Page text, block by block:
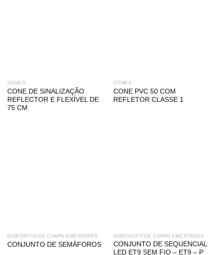
CONES
CONE DE SINALIZAÇÃO
REFLECTOR E FLEXÍVEL DE
75 CM
CONES
CONE PVC 50 COM
REFLETOR CLASSE 1
DISPOSITIVOS COMPLEMENTARES
CONJUNTO DE SEMÁFOROS
DISPOSITIVOS COMPLEMENTARES
CONJUNTO DE SEQUENCIAL
LED ET9 SEM FIO – ET9 – P